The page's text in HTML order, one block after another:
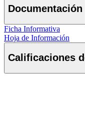
Documentación
Ficha Informativa
Hoja de Información
Calificaciones